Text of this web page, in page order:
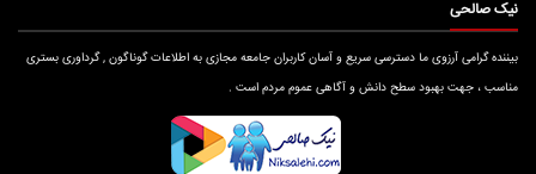
نیک صالحی
بیننده گرامی آرزوی ما دسترسی سریع و آسان کاربران جامعه مجازی به اطلاعات گوناگون , گرداوری بستری
مناسب ، جهت بهبود سطح دانش و آگاهی عموم مردم است .